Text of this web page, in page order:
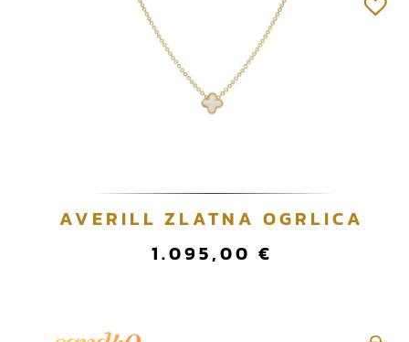
AVERILL ZLATNA OGRLICA
1.095,00 €